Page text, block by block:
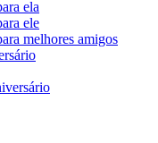
ela
ele
melhores amigos